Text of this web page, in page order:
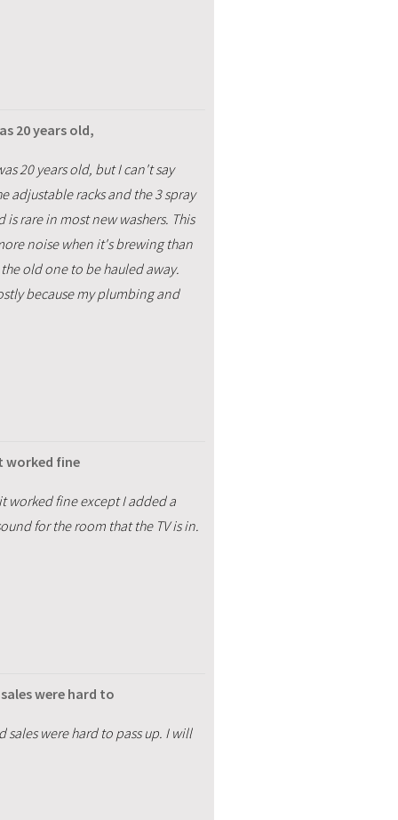
20 years old,
20 years old, but I can't say
adjustable racks and the 3 spray
rare in most new washers. This
noise when it's brewing than
old one to be hauled away.
because my plumbing and
worked fine
worked fine except I added a
for the room that the TV is in.
were hard to
were hard to pass up. I will